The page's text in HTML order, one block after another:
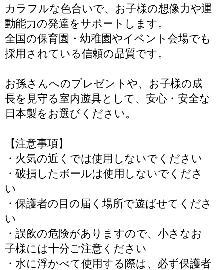
カラフルな色合いで、お子様の想像力や運
動能力の発達をサポートします。
全国の保育園・幼稚園やイベント会場でも
採用されている信頼の品質です。
お孫さんへのプレゼントや、お子様の成
長を見守る室内遊具として、安心・安全な
日本製をお選びください。
【注意事項】
・火気の近くでは使用しないでください
・破損したボールは使用しないでくださ
い
・保護者の目の届く場所で遊ばせてくださ
い
・誤飲の危険がありますので、小さなお
子様には十分ご注意ください
・水に浮かべて使用する際は、必ず保護者